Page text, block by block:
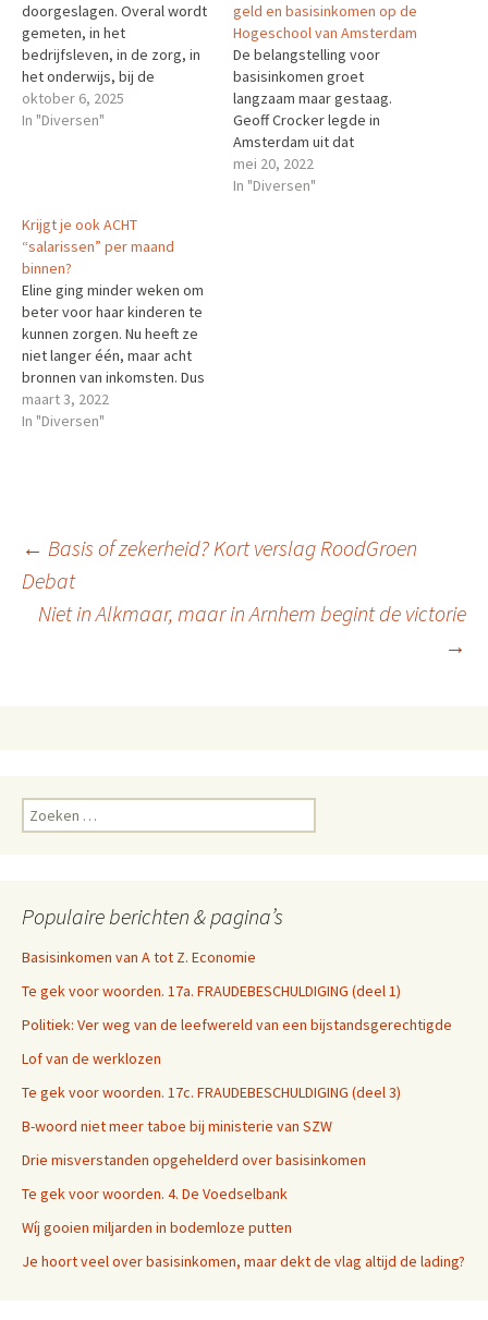
doorgeslagen. Overal wordt
gemeten, in het
bedrijfsleven, in de zorg, in
het onderwijs, bij de
gemeenten. We zetten
elkaar daarmee onder druk.
basisinkomen veel druk kan
wegnemen. Minder stress,
lager ziekteverzuim,
minder…
oktober 6, 2025
In "Diversen"
geld en basisinkomen op de
Hogeschool van Amsterdam
De belangstelling voor
basisinkomen groet
langzaam maar gestaag.
Geoff Crocker legde in
Amsterdam uit dat
financiering prima kan met
schuldenvrij soeverein geld,
mei 20, 2022
In "Diversen"
Krijgt je ook ACHT
“salarissen” per maand
binnen?
Eline ging minder weken om
beter voor haar kinderen te
kunnen zorgen. Nu heeft ze
niet langer één, maar acht
bronnen van inkomsten. Dus
veel gedoe met formulieren
en opletten wanneer wat
Basisinkomen.
maart 3, 2022
In "Diversen"
Berichtnavigatie
← Basis of zekerheid? Kort verslag RoodGroen
Debat
Niet in Alkmaar, maar in Arnhem begint de victorie
→
Zoeken
naar:
Populaire berichten & pagina’s
Basisinkomen van A tot Z. Economie
Te gek voor woorden. 17a. FRAUDEBESCHULDIGING (deel 1)
Politiek: Ver weg van de leefwereld van een bijstandsgerechtigde
Lof van de werklozen
Te gek voor woorden. 17c. FRAUDEBESCHULDIGING (deel 3)
B-woord niet meer taboe bij ministerie van SZW
Drie misverstanden opgehelderd over basisinkomen
Te gek voor woorden. 4. De Voedselbank
Wíj gooien miljarden in bodemloze putten
Je hoort veel over basisinkomen, maar dekt de vlag altijd de lading?